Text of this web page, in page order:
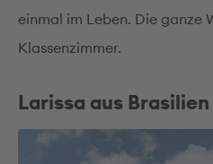
einmal im Leben. Die ganze
Klassenzimmer.
Larissa aus Brasilien